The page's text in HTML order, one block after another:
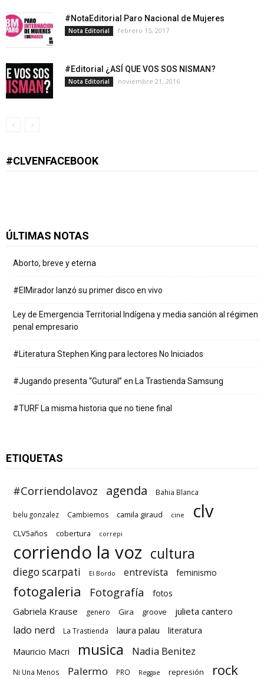
#NotaEditorial Paro Nacional de Mujeres
Nota Editorial febrero 15, 2017
#Editorial ¿ASÍ QUE VOS SOS NISMAN?
Nota Editorial noviembre 21, 2016
#CLVENFACEBOOK
ÚLTIMAS NOTAS
Aborto, breve y eterna
#ElMirador lanzó su primer disco en vivo
Ley de Emergencia Territorial Indígena y media sanción al régimen
penal empresario
#Literatura Stephen King para lectores No Iniciados
#Jugando presenta “Gutural” en La Trastienda Samsung
#TURF La misma historia que no tiene final
ETIQUETAS
#Corriendolavoz agenda Bahia Blanca
belu gonzalez Cambiemos camila giraud cine clv
CLV5años cobertura correpi
corriendo la voz cultura
diego scarpati El Bordo entrevista feminismo
fotogaleria Fotografía fotos
Gabriela Krause genero Gira groove julieta cantero
lado nerd La Trastienda laura palau
literatura
Mauricio Macri
musica Nadia Benitez
Ni Una Menos Palermo PRO Reggae represión rock